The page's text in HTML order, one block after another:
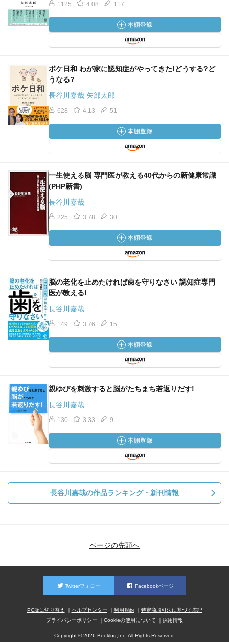
1125 4.08 117
ボケ日和 わが家に認知症がやってきた!どうする?ど
うなる?
長谷川嘉哉 矢部太郎
628 4.13 51
一生使える脳 専門医が教える40代からの新健康常識
(PHP新書)
長谷川嘉哉
225 3.78 30
脳の老化を止めたければ歯を守りなさい 認知症専門
医が教える!
長谷川嘉哉
149 3.76 15
親ゆびを刺激すると脳がたちまち若返りだす!
長谷川嘉哉
130 3.33 9
長谷川嘉哉の作品ランキング・新刊情報
ページの先頭へ
Twitterフォロー Facebookページ
PC版に切り替え ヘルプセンター 利用規約
特定商取引法に基づく表記
プライバシーポリシー
Cookieの使用について 採用情報
Copyright © 2026 Booklog,Inc. All Rights Reserved.